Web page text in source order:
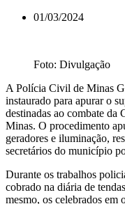
01/03/2024
Foto: Divulgação
A Polícia Civil de Minas
instaurado para apurar o
destinadas ao combate
Minas. O procedimento
geradores e iluminação,
secretários do município
Durante os trabalhos
cobrado na diária de
mesmo, os celebrados